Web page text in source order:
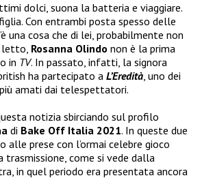
dolci, suona la batteria e viaggiare.
Con entrambi posta spesso delle
una cosa che di lei, probabilmente non
letto, Rosanna Olindo non è la prima
in TV. In passato, infatti, la signora
ha partecipato a L’Eredità, uno dei
più amati dai telespettatori.
notizia sbirciando sul profilo
di Bake Off Italia 2021. In queste due
alle prese con l’ormai celebre gioco
come si vede dalla
in quel periodo era presentata ancora